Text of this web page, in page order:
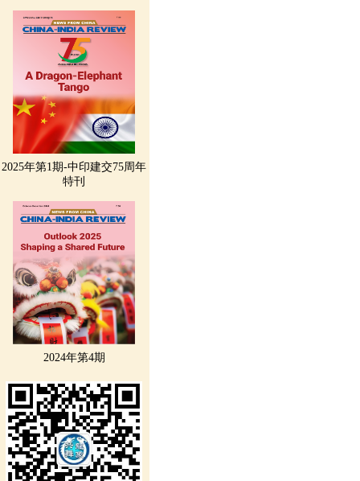
2025年第1期-中印建交75周年
特刊
2024年第4期